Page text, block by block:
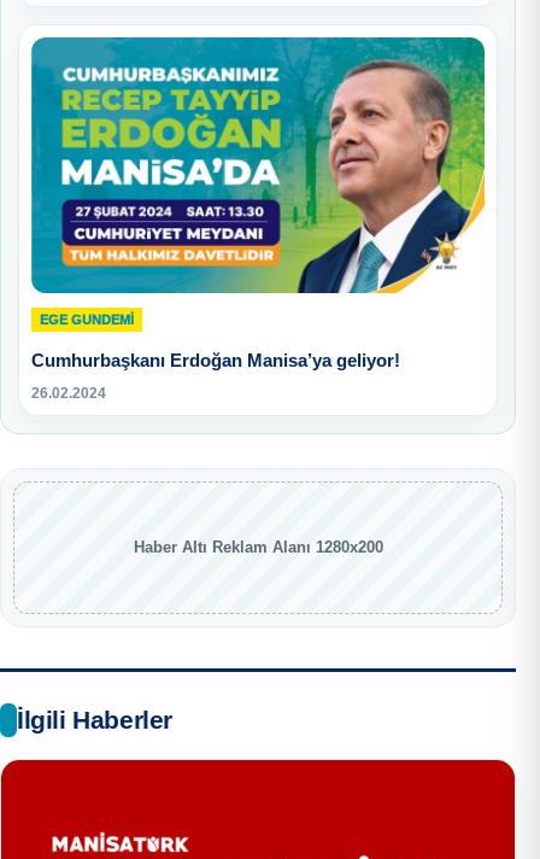
EGE GUNDEMİ
Cumhurbaşkanı Erdoğan Manisa’ya geliyor!
26.02.2024
Haber Altı Reklam Alanı 1280x200
İlgili Haberler